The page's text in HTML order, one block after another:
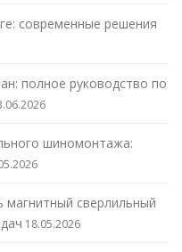
современные решения
полное руководство по
шиномонтажа:
сверлильный
18.05.2026